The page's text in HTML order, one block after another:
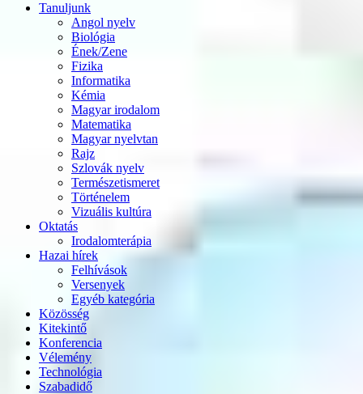
Tanuljunk
Angol nyelv
Biológia
Ének/Zene
Fizika
Informatika
Kémia
Magyar irodalom
Matematika
Magyar nyelvtan
Rajz
Szlovák nyelv
Természetismeret
Történelem
Vizuális kultúra
Oktatás
Irodalomterápia
Hazai hírek
Felhívások
Versenyek
Egyéb kategória
Közösség
Kitekintő
Konferencia
Vélemény
Technológia
Szabadidő